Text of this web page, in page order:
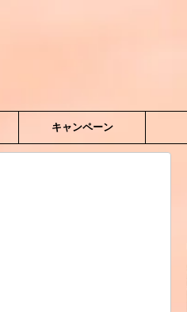
キャンペーン